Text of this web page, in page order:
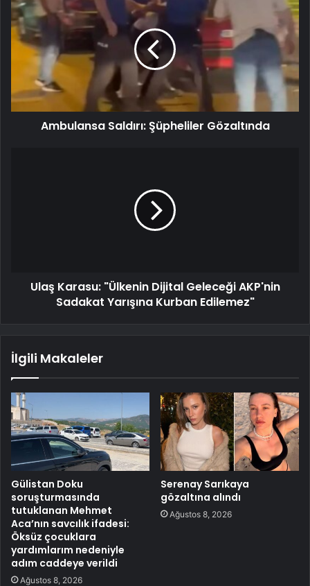
Ambulansa Saldırı: Şüpheliler Gözaltında
Ulaş Karasu: "Ülkenin Dijital Geleceği AKP'nin
Sadakat Yarışına Kurban Edilemez"
İlgili Makaleler
Gülistan Doku
soruşturmasında
tutuklanan Mehmet
Aca’nın savcılık ifadesi:
Öksüz çocuklara
yardımlarım nedeniyle
adım caddeye verildi
Ağustos 8, 2026
Serenay Sarıkaya
gözaltına alındı
Ağustos 8, 2026